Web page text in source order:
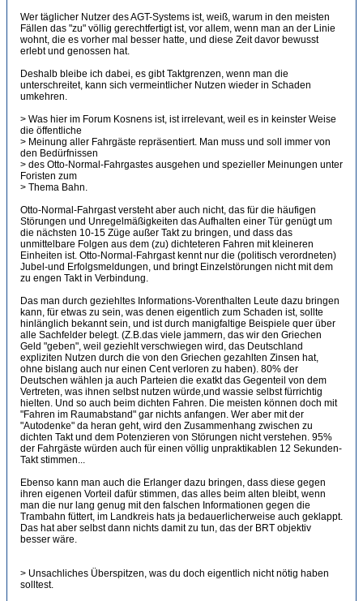
Wer täglicher Nutzer des AGT-Systems ist, weiß, warum in den meisten
Fällen das "zu" völlig gerechtfertigt ist, vor allem, wenn man an der Linie
wohnt, die es vorher mal besser hatte, und diese Zeit davor bewusst
erlebt und genossen hat.
Deshalb bleibe ich dabei, es gibt Taktgrenzen, wenn man die
unterschreitet, kann sich vermeintlicher Nutzen wieder in Schaden
umkehren.
> Was hier im Forum Kosnens ist, ist irrelevant, weil es in keinster Weise
die öffentliche
> Meinung aller Fahrgäste repräsentiert. Man muss und soll immer von
den Bedürfnissen
> des Otto-Normal-Fahrgastes ausgehen und spezieller Meinungen unter
Foristen zum
> Thema Bahn.
Otto-Normal-Fahrgast versteht aber auch nicht, das für die häufigen
Störungen und Unregelmäßigkeiten das Aufhalten einer Tür genügt um
die nächsten 10-15 Züge außer Takt zu bringen, und dass das
unmittelbare Folgen aus dem (zu) dichteteren Fahren mit kleineren
Einheiten ist. Otto-Normal-Fahrgast kennt nur die (politisch verordneten)
Jubel-und Erfolgsmeldungen, und bringt Einzelstörungen nicht mit dem
zu engen Takt in Verbindung.
Das man durch geziehltes Informations-Vorenthalten Leute dazu bringen
kann, für etwas zu sein, was denen eigentlich zum Schaden ist, sollte
hinlänglich bekannt sein, und ist durch manigfaltige Beispiele quer über
alle Sachfelder belegt. (Z.B.das viele jammern, das wir den Griechen
Geld "geben", weil geziehlt verschwiegen wird, das Deutschland
expliziten Nutzen durch die von den Griechen gezahlten Zinsen hat,
ohne bislang auch nur einen Cent verloren zu haben). 80% der
Deutschen wählen ja auch Parteien die exatkt das Gegenteil von dem
Vertreten, was ihnen selbst nutzen würde,und wassie selbst fürrichtig
hielten. Und so auch beim dichten Fahren. Die meisten können doch mit
"Fahren im Raumabstand" gar nichts anfangen. Wer aber mit der
"Autodenke" da heran geht, wird den Zusammenhang zwischen zu
dichten Takt und dem Potenzieren von Störungen nicht verstehen. 95%
der Fahrgäste würden auch für einen völlig unpraktikablen 12 Sekunden-
Takt stimmen...
Ebenso kann man auch die Erlanger dazu bringen, dass diese gegen
ihren eigenen Vorteil dafür stimmen, das alles beim alten bleibt, wenn
man die nur lang genug mit den falschen Informationen gegen die
Trambahn füttert, im Landkreis hats ja bedauerlicherweise auch geklappt.
Das hat aber selbst dann nichts damit zu tun, das der BRT objektiv
besser wäre.
> Unsachliches Überspitzen, was du doch eigentlich nicht nötig haben
solltest.